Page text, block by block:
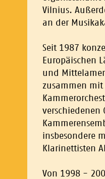
Vilnius.
an der
Seit 1987
Europäischen
und
zusammen
verschiedenen
insbesondere
Klarinettisten
Von 1998 -